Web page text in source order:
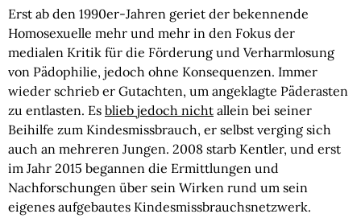
Erst ab den 1990er-Jahren geriet der bekennende
Homosexuelle mehr und mehr in den Fokus der
medialen Kritik für die Förderung und Verharmlosung
von Pädophilie, jedoch ohne Konsequenzen. Immer
wieder schrieb er Gutachten, um angeklagte Päderasten
zu entlasten. Es blieb jedoch nicht allein bei seiner
Beihilfe zum Kindesmissbrauch, er selbst verging sich
auch an mehreren Jungen. 2008 starb Kentler, und erst
im Jahr 2015 begannen die Ermittlungen und
Nachforschungen über sein Wirken rund um sein
eigenes aufgebautes Kindesmissbrauchsnetzwerk.